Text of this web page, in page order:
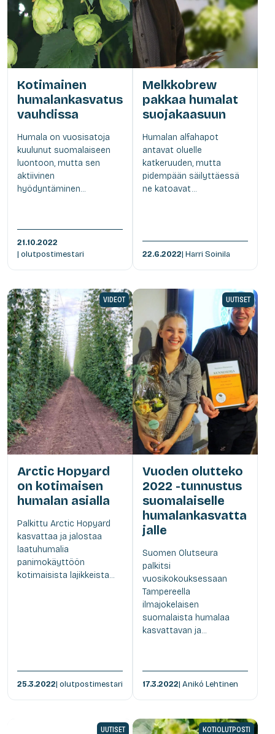
Kotimainen
humalankasvatus
vauhdissa
Humala on vuosisatoja
kuulunut suomalaiseen
luontoon, mutta sen
aktiivinen
hyödyntäminen...
21.10.2022
| olutpostimestari
Melkkobrew
pakkaa humalat
suojakaasuun
Humalan alfahapot
antavat oluelle
katkeruuden, mutta
pidempään säilyttäessä
ne katoavat...
22.6.2022| Harri Soinila
VIDEOT
Arctic Hopyard
on kotimaisen
humalan asialla
Palkittu Arctic Hopyard
kasvattaa ja jalostaa
laatuhumalia
panimokäyttöön
kotimaisista lajikkeista...
25.3.2022| olutpostimestari
UUTISET
Vuoden olutteko
2022 -tunnustus
suomalaiselle
humalankasvatta
jalle
Suomen Olutseura
palkitsi
vuosikokouksessaan
Tampereella
ilmajokelaisen
suomalaista humalaa
kasvattavan ja...
17.3.2022| Anikó Lehtinen
UUTISET KOTIOLUTPOSTI